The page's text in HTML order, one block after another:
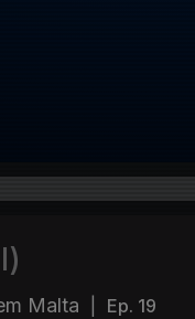
Malta
Ep. 19